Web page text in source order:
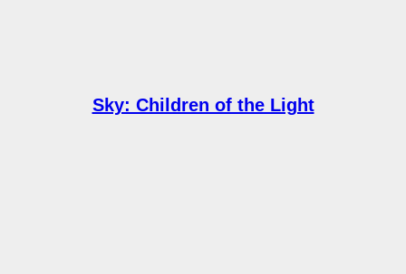
Sky: Children of the Light